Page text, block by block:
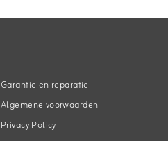
Garantie en reparatie
Algemene voorwaarden
Privacy Policy